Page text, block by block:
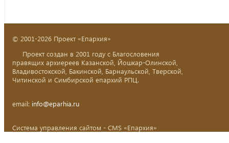
© 2001-2026 Проект «Епархия»
Проект создан в 2001 году с Благословения
правящих архиереев Казанской, Йошкар-Олинской,
Владивостокской, Бакинской, Барнаульской, Тверской,
Читинской и Симбирской епархий РПЦ.
email: info@eparhia.ru
Система управления сайтом - CMS «Епархия»